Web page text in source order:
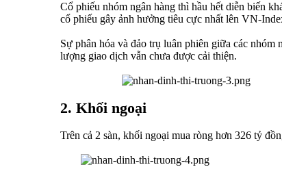
Cổ phiếu nhóm ngân hàng thì hầu hết diễn biến
cổ phiếu gây ảnh hưởng tiêu cực nhất lên VN-
Sự phân hóa và đảo trụ luân phiên giữa các
lượng giao dịch vẫn chưa được cải thiện.
2. Khối ngoại
Trên cả 2 sàn, khối ngoại mua ròng hơn 326 tỷ